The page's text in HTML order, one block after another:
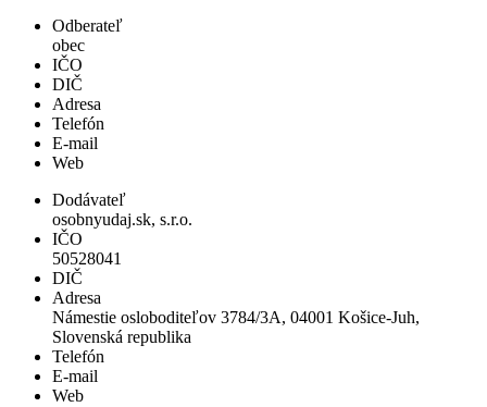
Odberateľ
obec
IČO
DIČ
Adresa
Telefón
E-mail
Web
Dodávateľ
osobnyudaj.sk, s.r.o.
IČO
50528041
DIČ
Adresa
Námestie osloboditeľov 3784/3A, 04001 Košice-Juh,
Slovenská republika
Telefón
E-mail
Web